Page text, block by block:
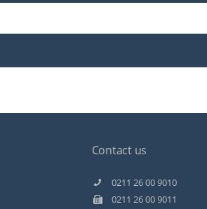
Contact us
0211 26 00 9010
0211 26 00 9011SEHR GUT